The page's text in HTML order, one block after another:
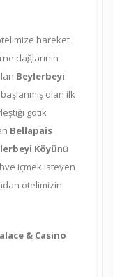
hareket
dağlarının
Beylerbeyi
olan ilk
gotik
Bellapais
Köyünü
içmek isteyen
otelimizin
& Casino